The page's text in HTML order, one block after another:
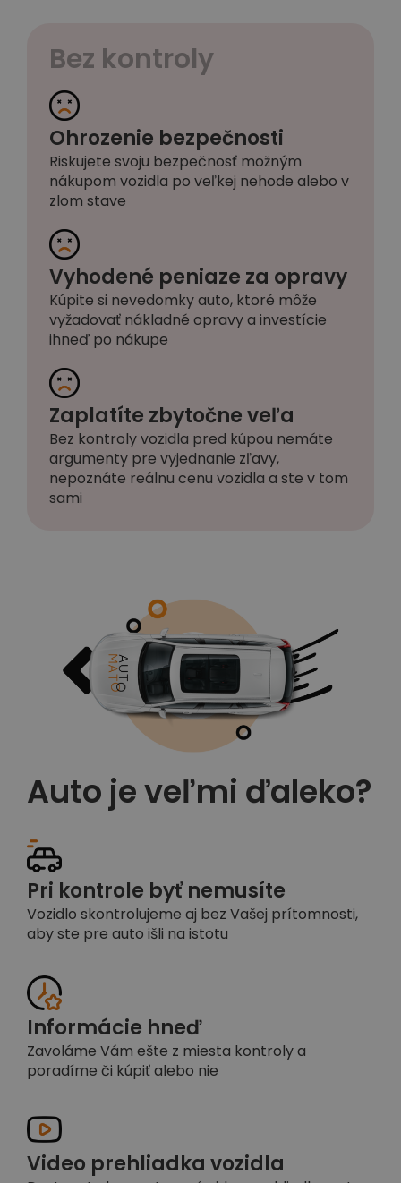
Bez kontroly
Ohrozenie bezpečnosti
Riskujete svoju bezpečnosť možným
nákupom vozidla po veľkej nehode alebo v
zlom stave
Vyhodené peniaze za opravy
Kúpite si nevedomky auto, ktoré môže
vyžadovať nákladné opravy a investície
ihneď po nákupe
Zaplatíte zbytočne veľa
Bez kontroly vozidla pred kúpou nemáte
argumenty pre vyjednanie zľavy,
nepoznáte reálnu cenu vozidla a ste v tom
sami
Auto je veľmi ďaleko?
Pri kontrole byť nemusíte
Vozidlo skontrolujeme aj bez Vašej prítomnosti,
aby ste pre auto išli na istotu
Informácie hneď
Zavoláme Vám ešte z miesta kontroly a
poradíme či kúpiť alebo nie
Video prehliadka vozidla